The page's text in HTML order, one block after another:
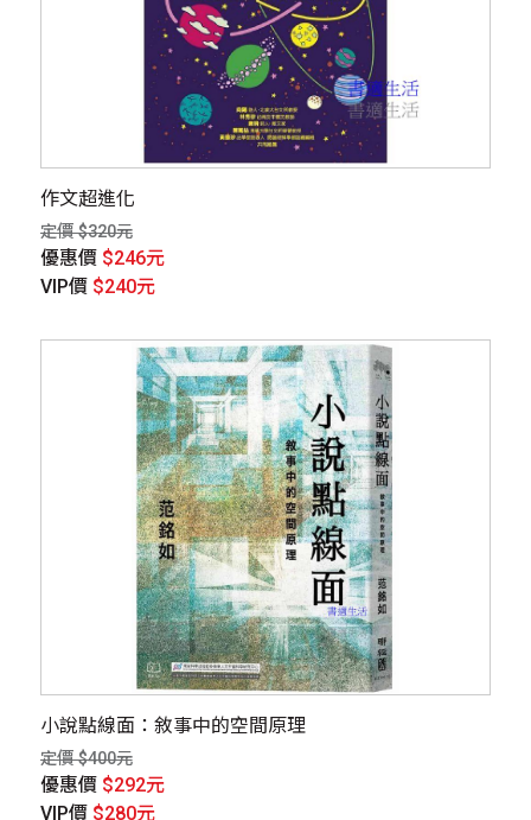
作文超進化
定價 $320元
優惠價 $246元
VIP價 $240元
小說點線面：敘事中的空間原理
定價 $400元
優惠價 $292元
VIP價 $280元